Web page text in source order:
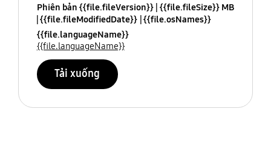
Phiên bản {{file.fileVersion}} {{file.fileSize}} MB
{{file.fileModifiedDate}} {{file.osNames}}
{{file.languageName}}
{{file.languageName}}
Tải xuống